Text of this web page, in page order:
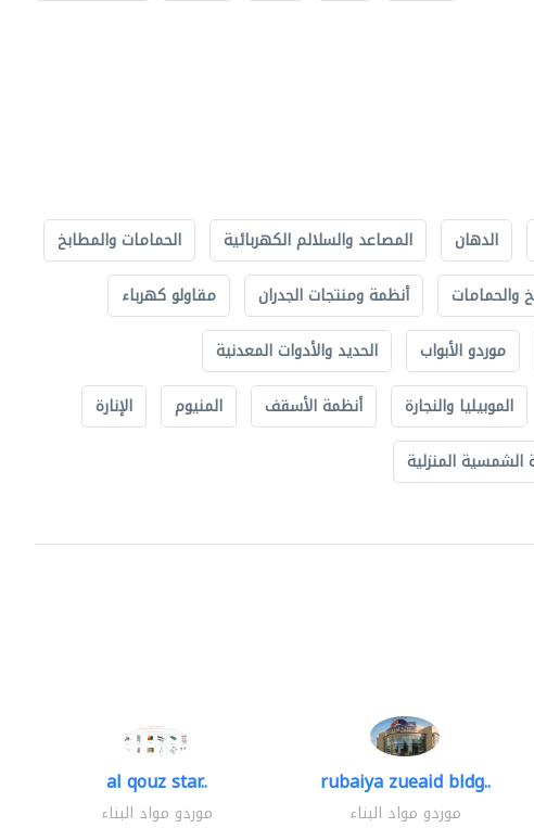
الدهان المصاعد والسلالم الكهربائية
الحمامات والمطابخ
والحمامات أنظمة ومنتجات الجدران
مقاولو كهرباء
موردو الأبواب
الحديد والأدوات المعدنية
الموبيليا والنجارة أنظمة الأسقف المنيوم
الإنارة
الشمسية المنزلية
al qouz star..
موردو مواد البناء
rubaiya zueaid bldg..
موردو مواد البناء